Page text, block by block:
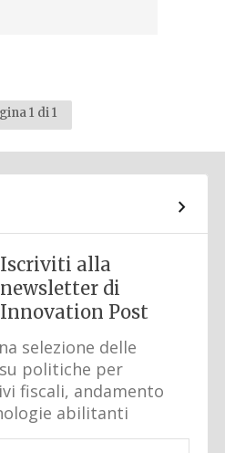
1 di 1
Iscriviti alla
newsletter di
Innovation Post
selezione delle
politiche per
fiscali, andamento
abilitanti